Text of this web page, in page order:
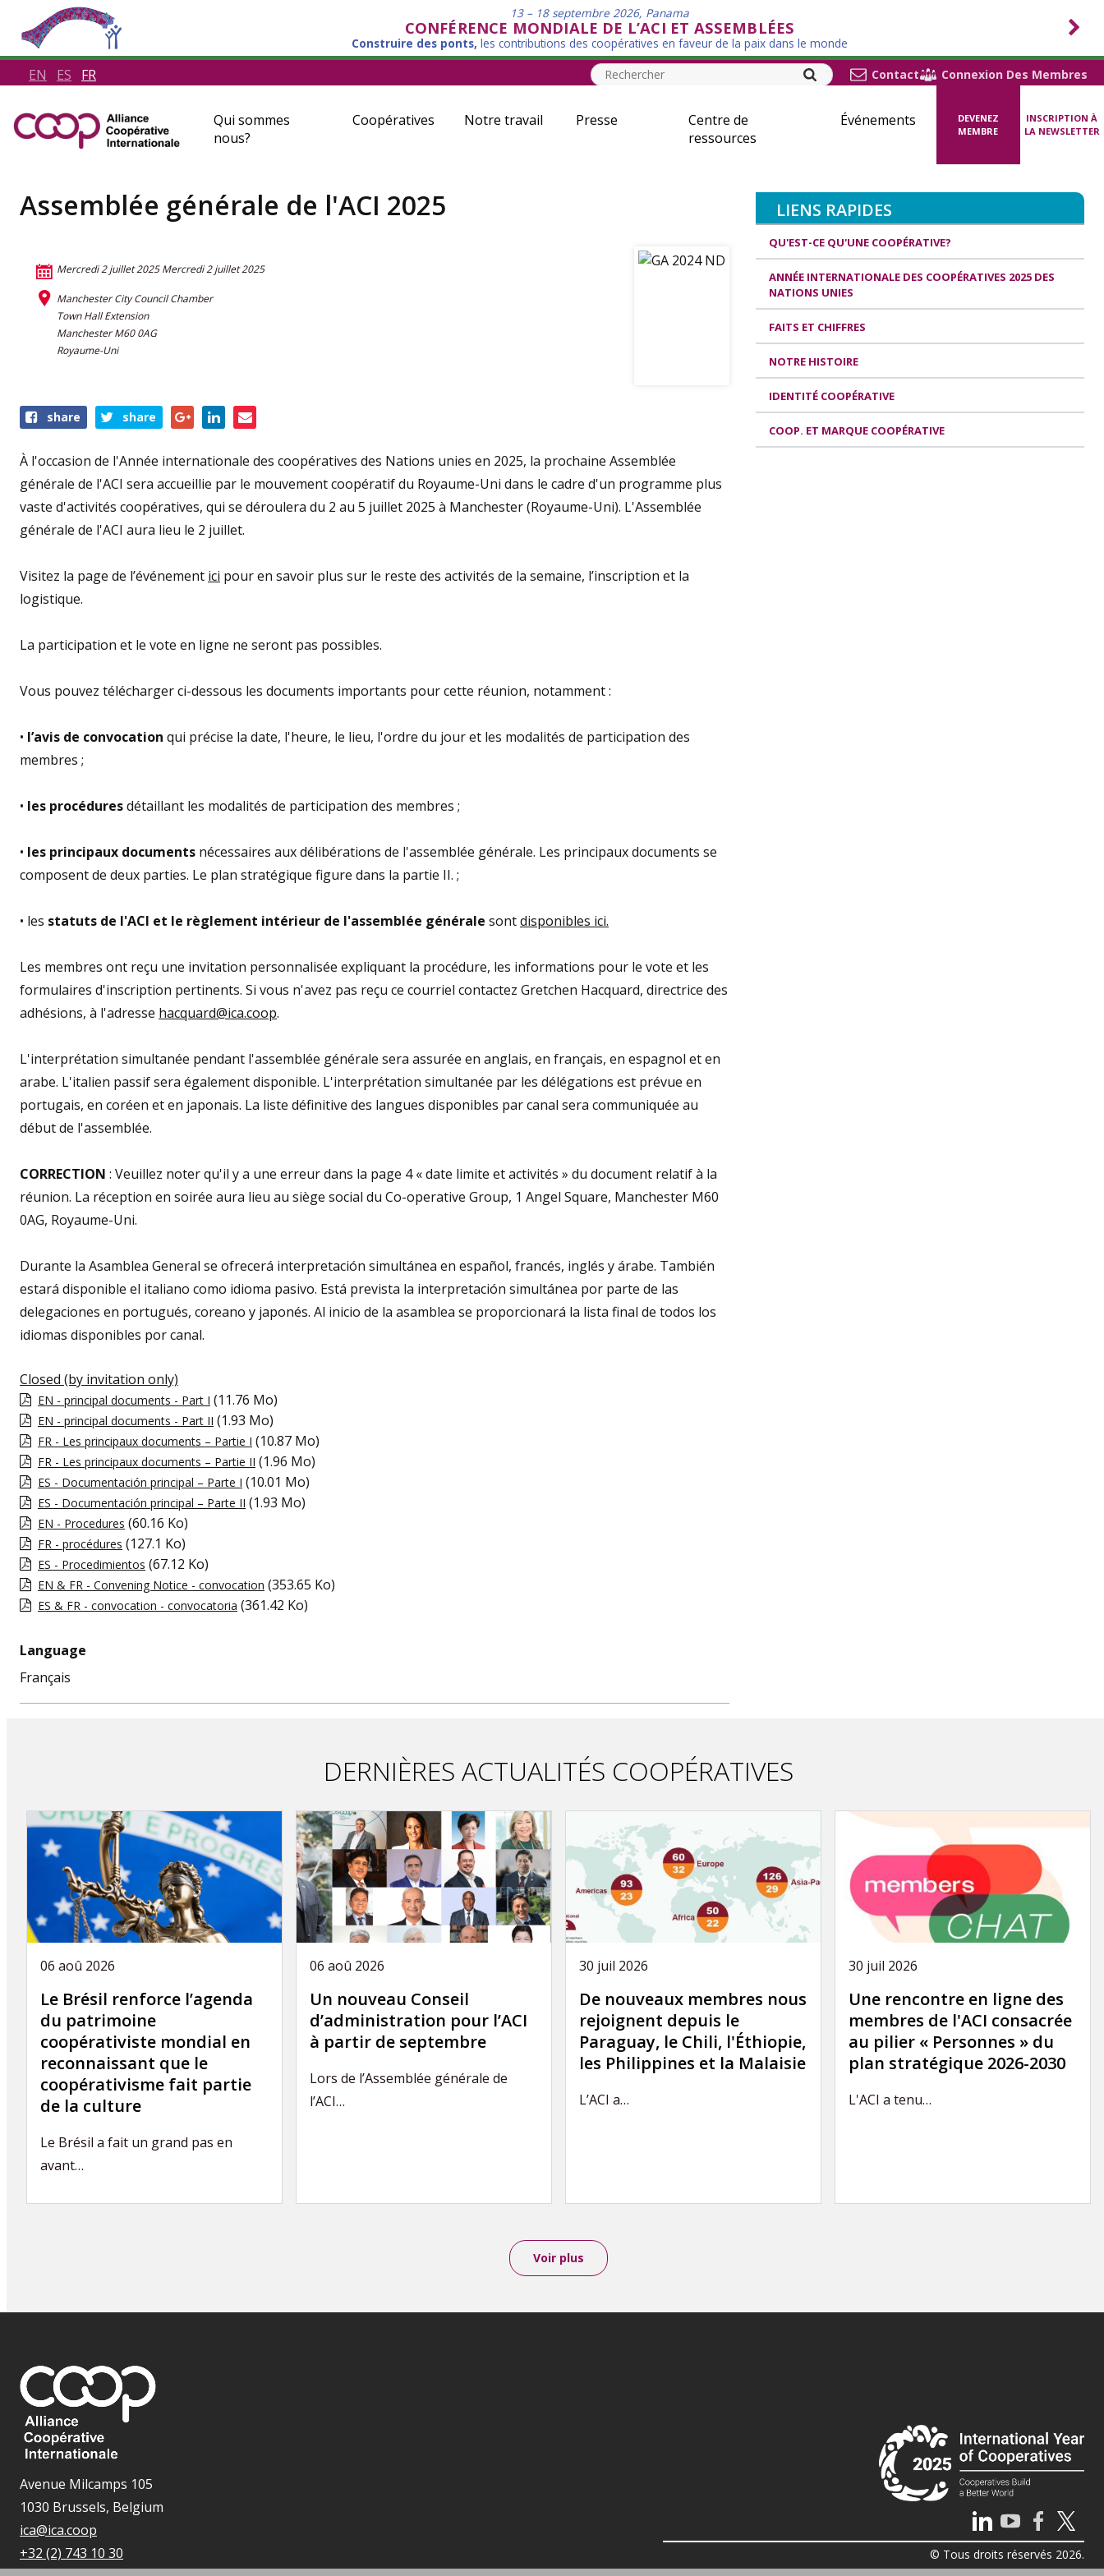
13 – 18 septembre 2026, Panama
CONFÉRENCE MONDIALE DE L’ACI ET ASSEMBLÉES
Construire des ponts, les contributions des coopératives en faveur de la paix dans le monde
EN ES FR Contact Connexion Des Membres
Qui sommes
nous?
Coopératives Notre travail Presse
Centre de
ressources
Événements
DEVENEZ
MEMBRE
INSCRIPTION À
LA NEWSLETTER
Assemblée générale de l'ACI 2025
Mercredi 2 juillet 2025 Mercredi 2 juillet 2025
Manchester City Council Chamber
Town Hall Extension
Manchester M60 0AG
Royaume-Uni
Share
event
share share
À l'occasion de l'Année internationale des coopératives des Nations unies en 2025, la prochaine Assemblée
générale de l'ACI sera accueillie par le mouvement coopératif du Royaume-Uni dans le cadre d'un programme plus
vaste d'activités coopératives, qui se déroulera du 2 au 5 juillet 2025 à Manchester (Royaume-Uni). L'Assemblée
générale de l'ACI aura lieu le 2 juillet.
Visitez la page de l’événement ici pour en savoir plus sur le reste des activités de la semaine, l’inscription et la
logistique.
La participation et le vote en ligne ne seront pas possibles.
Vous pouvez télécharger ci-dessous les documents importants pour cette réunion, notamment :
• l’avis de convocation qui précise la date, l'heure, le lieu, l'ordre du jour et les modalités de participation des
membres ;
• les procéduresdétaillant les modalités de participation des membres ;
• les principaux documents nécessaires aux délibérations de l'assemblée générale. Les principaux documents se
composent de deux parties. Le plan stratégique figure dans la partie II. ;
• les statuts de l'ACI et le règlement intérieur de l'assemblée générale sontdisponibles ici.
Les membres ont reçu une invitation personnalisée expliquant la procédure, les informations pour le vote et les
formulaires d'inscription pertinents. Si vous n'avez pas reçu ce courriel contactez Gretchen Hacquard, directrice des
adhésions, à l'adresse hacquard@ica.coop.
L'interprétation simultanée pendant l'assemblée générale sera assurée en anglais, en français, en espagnol et en
arabe. L'italien passif sera également disponible. L'interprétation simultanée par les délégations est prévue en
portugais, en coréen et en japonais. La liste définitive des langues disponibles par canal sera communiquée au
début de l'assemblée.
CORRECTION : Veuillez noter qu'il y a une erreur dans la page 4 « date limite et activités » du document relatif à la
réunion. La réception en soirée aura lieu au siège social du Co-operative Group, 1 Angel Square, Manchester M60
0AG, Royaume-Uni.
Durante la Asamblea General se ofrecerá interpretación simultánea en español, francés, inglés y árabe. También
estará disponible el italiano como idioma pasivo. Está prevista la interpretación simultánea por parte de las
delegaciones en portugués, coreano y japonés. Al inicio de la asamblea se proporcionará la lista final de todos los
idiomas disponibles por canal.
Closed (by invitation only)
EN - principal documents - Part I (11.76 Mo)
EN - principal documents - Part II (1.93 Mo)
FR - Les principaux documents – Partie I (10.87 Mo)
FR - Les principaux documents – Partie II (1.96 Mo)
ES - Documentación principal – Parte I (10.01 Mo)
ES - Documentación principal – Parte II (1.93 Mo)
EN - Procedures (60.16 Ko)
FR - procédures (127.1 Ko)
ES - Procedimientos (67.12 Ko)
EN & FR - Convening Notice - convocation (353.65 Ko)
ES & FR - convocation - convocatoria (361.42 Ko)
Language
Français
DERNIÈRES ACTUALITÉS COOPÉRATIVES
06 aoû 2026
Le Brésil renforce l’agenda
du patrimoine
coopérativiste mondial en
reconnaissant que le
coopérativisme fait partie
de la culture
Le Brésil a fait un grand pas en
avant…
06 aoû 2026
Un nouveau Conseil
d’administration pour l’ACI
à partir de septembre
Lors de l’Assemblée générale de
l’ACI…
30 juil 2026
De nouveaux membres nous
rejoignent depuis le
Paraguay, le Chili, l'Éthiopie,
les Philippines et la Malaisie
L’ACI a…
30 juil 2026
Une rencontre en ligne des
membres de l'ACI consacrée
au pilier « Personnes » du
plan stratégique 2026-2030
L'ACI a tenu…
Voir plus
LIENS RAPIDES
QU'EST-CE QU'UNE COOPÉRATIVE?
ANNÉE INTERNATIONALE DES COOPÉRATIVES 2025 DES
NATIONS UNIES
FAITS ET CHIFFRES
NOTRE HISTOIRE
IDENTITÉ COOPÉRATIVE
COOP. ET MARQUE COOPÉRATIVE
Avenue Milcamps 105
1030 Brussels, Belgium
ica@ica.coop
+32 (2) 743 10 30
© Tous droits réservés 2026.